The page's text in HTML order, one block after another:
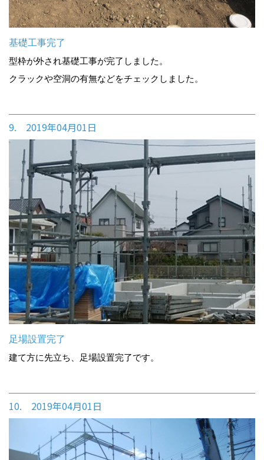
基礎工事完了
型枠が外され基礎工事が完了しました。
クラックや空洞の有無などをチェックしました。
9. 2019年04月01日
足場設置完了
建て方に先立ち、足場設置完了です。
10. 2019年04月01日